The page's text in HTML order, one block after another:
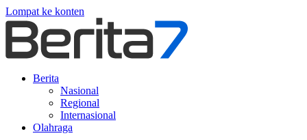
Lompat ke konten
Berita
Nasional
Regional
Internasional
Olahraga